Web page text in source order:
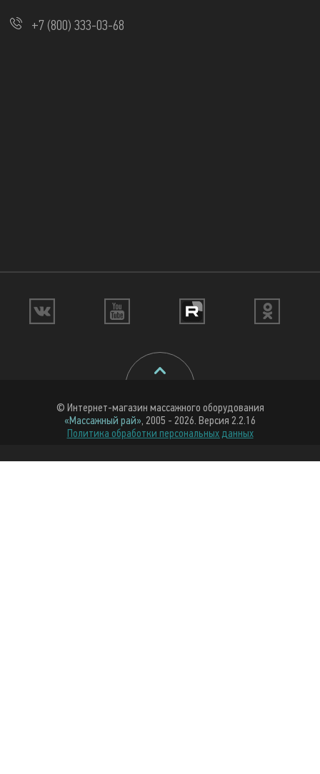
+7 (800) 333-03-68
© Интернет-магазин массажного оборудования
«Массажный рай», 2005 - 2026. Версия 2.2.16
Политика обработки персональных данных